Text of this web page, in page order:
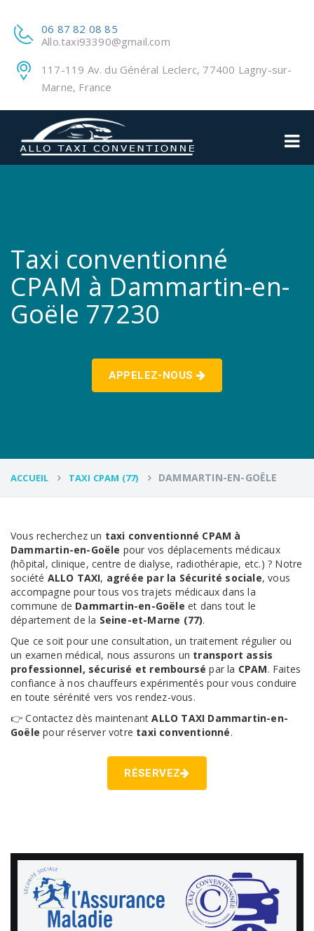
06 87 82 08 85
Allo.taxi93390@gmail.com
117-119 Av. du Général Leclerc, 77400 Lagny-sur-
Marne, France
Taxi conventionné
CPAM à Dammartin-en-
Goële 77230
APPELEZ-NOUS
ACCUEIL TAXI CPAM (77) DAMMARTIN-EN-GOËLE
Vous recherchez un taxi conventionné CPAM à
Dammartin-en-Goële pour vos déplacements médicaux
(hôpital, clinique, centre de dialyse, radiothérapie, etc.) ? Notre
société ALLO TAXI, agréée par la Sécurité sociale, vous
accompagne pour tous vos trajets médicaux dans la
commune de Dammartin-en-Goële et dans tout le
département de la Seine-et-Marne (77).
Que ce soit pour une consultation, un traitement régulier ou
un examen médical, nous assurons un transport assis
professionnel, sécurisé et remboursé par la CPAM. Faites
confiance à nos chauffeurs expérimentés pour vous conduire
en toute sérénité vers vos rendez-vous.
👉 Contactez dès maintenantALLO TAXI Dammartin-en-
Goële pour réserver votre taxi conventionné.
RÉSERVEZ